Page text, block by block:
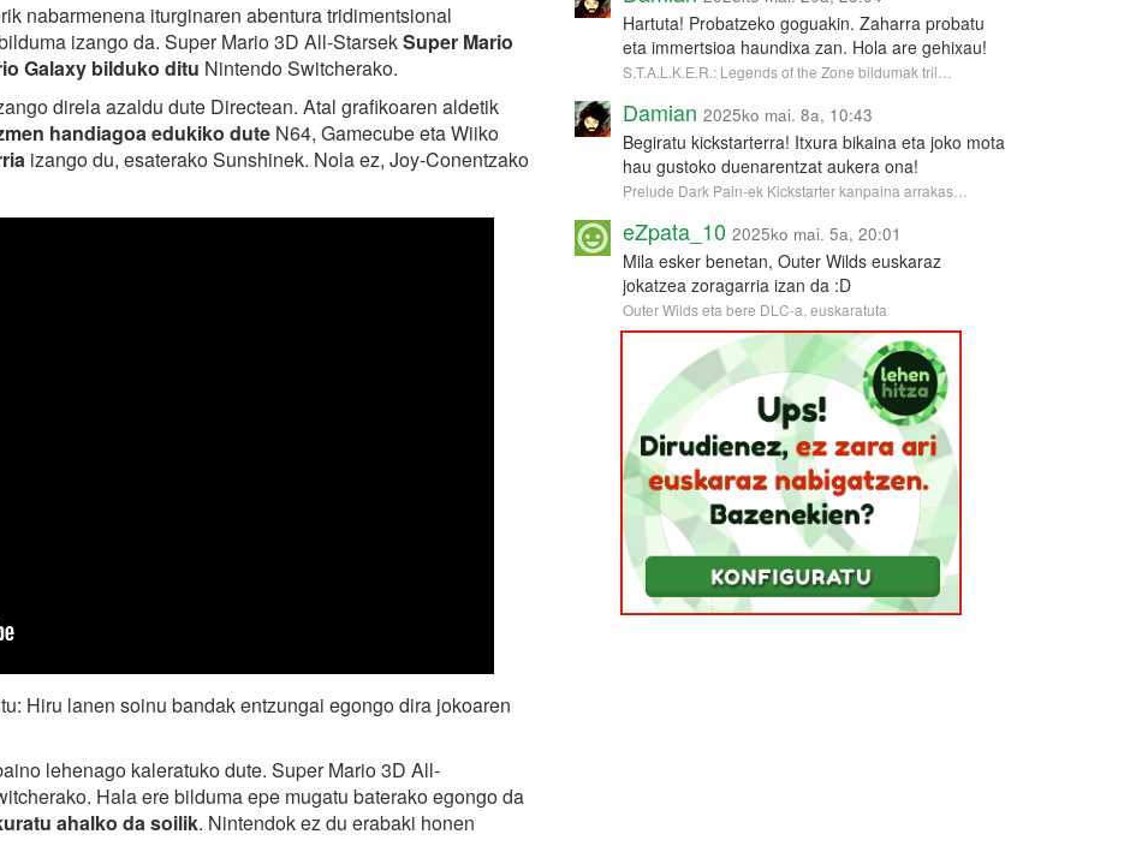
nabarmenena iturginaren abentura tridimentsional
izango da. Super Mario 3D All-StarsekSuper Mario
Galaxy bilduko ditu Nintendo Switcherako.
direla azaldu dute Directean. Atal grafikoaren aldetik
handiagoa edukiko dute N64, Gamecube eta Wiiko
izango du, esaterako Sunshinek. Nola ez, Joy-Conentzako
Hiru lanen soinu bandak entzungai egongo dira jokoaren
lehenago kaleratuko dute. Super Mario 3D All-
Hala ere bilduma epe mugatu baterako egongo da
ahalko da soilik. Nintendok ez du erabaki honen
Hartuta! Probatzeko goguakin. Zaharra probatu
eta immertsioa haundixa zan. Hola are gehixau!
S.T.A.L.K.E.R.: Legends of the Zone bildumak tril…
Damian 2025ko mai. 8a, 10:43
Begiratu kickstarterra! Itxura bikaina eta joko mota
hau gustoko duenarentzat aukera ona!
Prelude Dark Pain-ek Kickstarter kanpaina arrakas…
eZpata_10 2025ko mai. 5a, 20:01
Mila esker benetan, Outer Wilds euskaraz
jokatzea zoragarria izan da :D
Outer Wilds eta bere DLC-a, euskaratuta